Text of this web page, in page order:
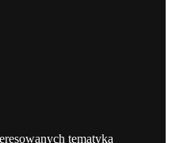
tematyką